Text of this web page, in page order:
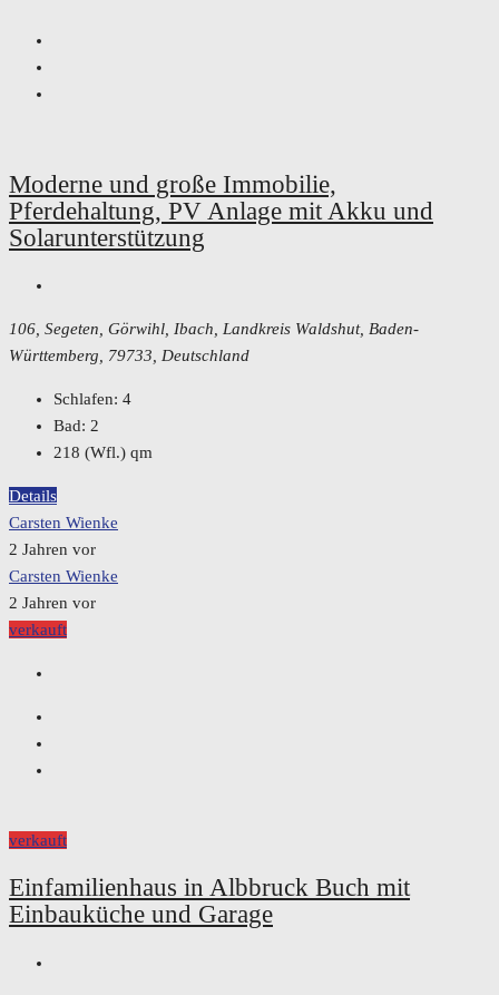
Moderne und große Immobilie,
Pferdehaltung, PV Anlage mit Akku und
Solarunterstützung
106, Segeten, Görwihl, Ibach, Landkreis Waldshut, Baden-
Württemberg, 79733, Deutschland
Schlafen: 4
Bad: 2
218 (Wfl.) qm
Details
Carsten Wienke
2 Jahren vor
Carsten Wienke
2 Jahren vor
verkauft
verkauft
Einfamilienhaus in Albbruck Buch mit
Einbauküche und Garage